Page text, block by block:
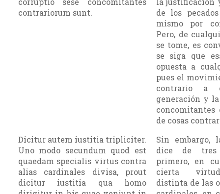
contrariorum sunt.
de los
mismo por
Pero, de
se tome, es
se siga que
opuesta a
pues el
contrario
generación y
concomitantes
de cosas
Dicitur autem iustitia tripliciter.
Uno modo secundum quod est
quaedam specialis virtus contra
alias cardinales divisa, prout
dicitur iustitia qua homo
Sin embargo,
dice de tres
primero, en
cierta
distinta de las